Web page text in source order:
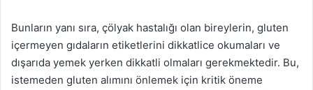
Bunların yanı sıra, çölyak hastalığı olan bireylerin, gluten
içermeyen gıdaların etiketlerini dikkatlice okumaları ve
dışarıda yemek yerken dikkatli olmaları gerekmektedir. Bu,
istemeden gluten alımını önlemek için kritik öneme